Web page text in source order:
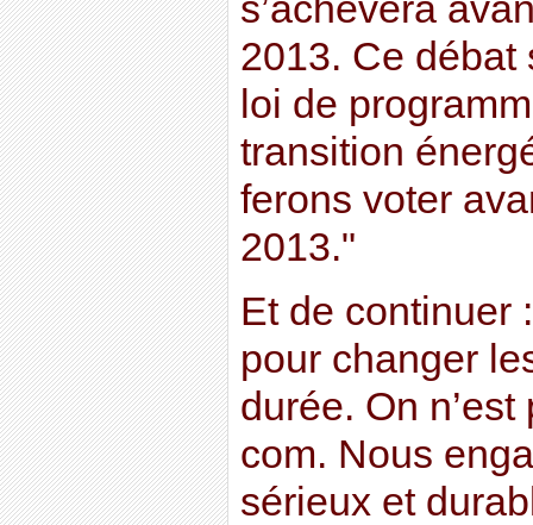
s’achèvera
2013. Ce débat
loi de
transition
ferons voter
2013."
Et de continuer
pour changer
durée. On
com. Nous
sérieux et